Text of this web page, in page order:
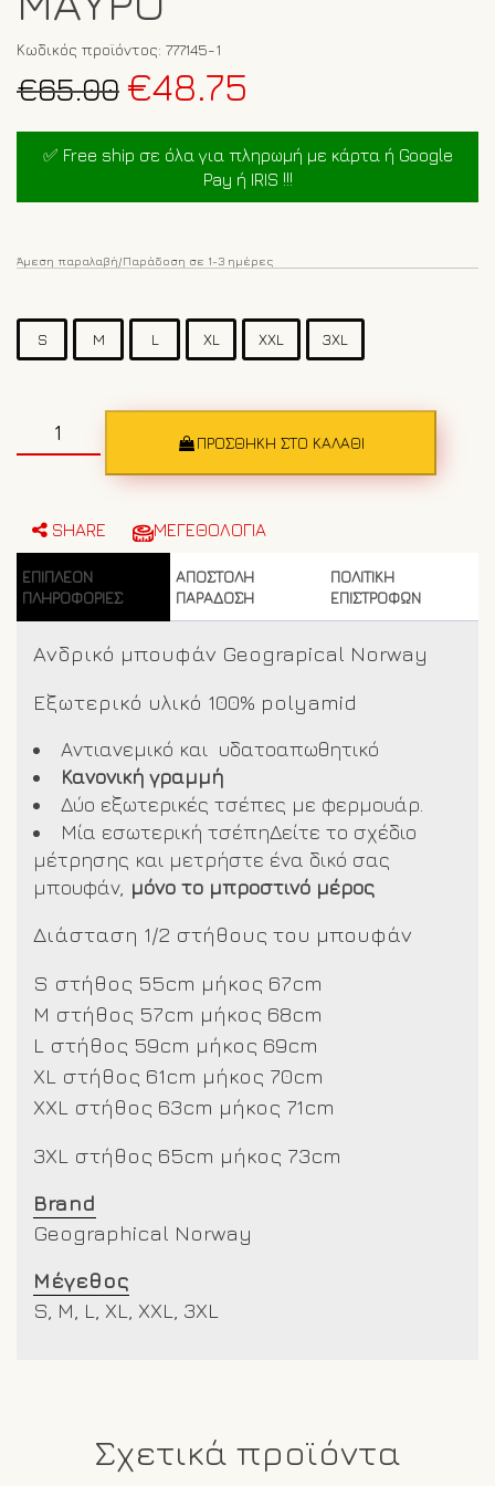
Κωδικός προϊόντος: 777145-1
€65.00 Original
price
was:
€65.00.
€48.75
είναι:
€48.75.
✅ Free ship σε όλα για πληρωμή με κάρτα ή Google
Pay ή IRIS !!!
Άμεση παραλαβή/Παράδοση σε 1-3 ημέρες
S M L XL XXL 3XL
μπουφάν
Geographical
Μαύρο
ΠΡΟΣΘΉΚΗ ΣΤΟ ΚΑΛΆΘΙ
SHARE ΜΕΓΕΘΟΛΟΓΙΑ
ΕΠΙΠΛΈΟΝ
ΠΛΗΡΟΦΟΡΊΕΣ
ΑΠΟΣΤΟΛΗ
ΠΑΡΑΔΟΣΗ
ΠΟΛΙΤΙΚΗ
ΕΠΙΣΤΡΟΦΩΝ
Ανδρικό μπουφάν Geograpical Norway
Εξωτερικό υλικό 100% polyamid
Αντιανεμικό και υδατοαπωθητικό
Κανονική γραμμή
Δύο εξωτερικές τσέπες με φερμουάρ.
Μία εσωτερική τσέπηΔείτε το σχέδιο
μέτρησης και μετρήστε ένα δικό σας
μπουφάν, μόνο το μπροστινό μέρος
Διάσταση 1/2 στήθους του μπουφάν
S στήθος 55cm μήκος 67cm
M στήθος 57cm μήκος 68cm
L στήθος 59cm μήκος 69cm
XL στήθος 61cm μήκος 70cm
XXL στήθος 63cm μήκος 71cm
3XL στήθος 65cm μήκος 73cm
Brand
Geographical Norway
Μέγεθος
S, M, L, XL, XXL, 3XL
Σχετικά προϊόντα